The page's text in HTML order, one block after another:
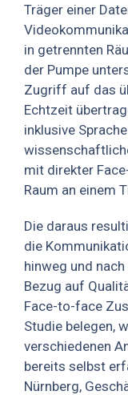
Träger einer
in getrennten
der Pumpe
Zugriff auf das
Echtzeit
inklusive
mit direkter
Raum an einem
Die daraus
die
hinweg und
Bezug auf
Face-to-face
Studie belegen,
verschiedenen
bereits selbst
Nürnberg,